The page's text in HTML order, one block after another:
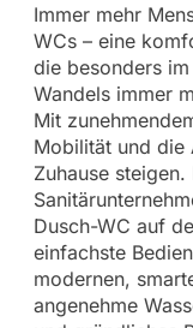
Immer mehr
WCs – eine
die besonders
Wandels immer
Mit
Mobilität und die
Zuhause
Dusch-WC auf
einfachste
modernen,
angenehme